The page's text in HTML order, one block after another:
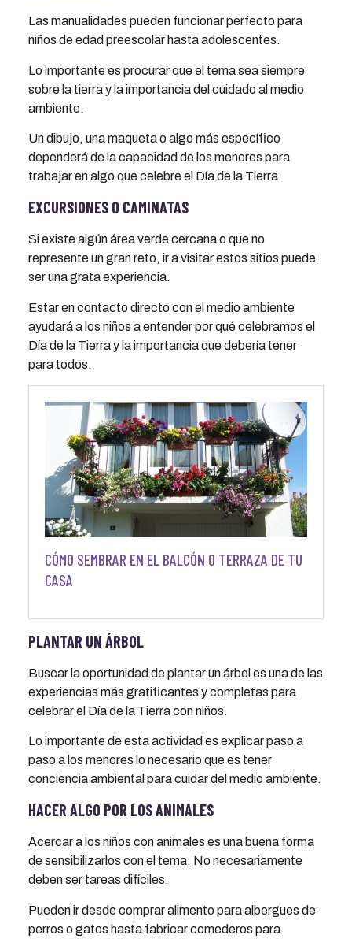
Las manualidades pueden funcionar perfecto para
niños de edad preescolar hasta adolescentes.
Lo importante es procurar que el tema sea siempre
sobre la tierra y la importancia del cuidado al medio
ambiente.
Un dibujo, una maqueta o algo más específico
dependerá de la capacidad de los menores para
trabajar en algo que celebre el Día de la Tierra.
EXCURSIONES O CAMINATAS
Si existe algún área verde cercana o que no
represente un gran reto, ir a visitar estos sitios puede
ser una grata experiencia.
Estar en contacto directo con el medio ambiente
ayudará a los niños a entender por qué celebramos el
Día de la Tierra y la importancia que debería tener
para todos.
CÓMO SEMBRAR EN EL BALCÓN O TERRAZA DE TU
CASA
PLANTAR UN ÁRBOL
Buscar la oportunidad de plantar un árbol es una de las
experiencias más gratificantes y completas para
celebrar el Día de la Tierra con niños.
Lo importante de esta actividad es explicar paso a
paso a los menores lo necesario que es tener
conciencia ambiental para cuidar del medio ambiente.
HACER ALGO POR LOS ANIMALES
Acercar a los niños con animales es una buena forma
de sensibilizarlos con el tema. No necesariamente
deben ser tareas difíciles.
Pueden ir desde comprar alimento para albergues de
perros o gatos hasta fabricar comederos para